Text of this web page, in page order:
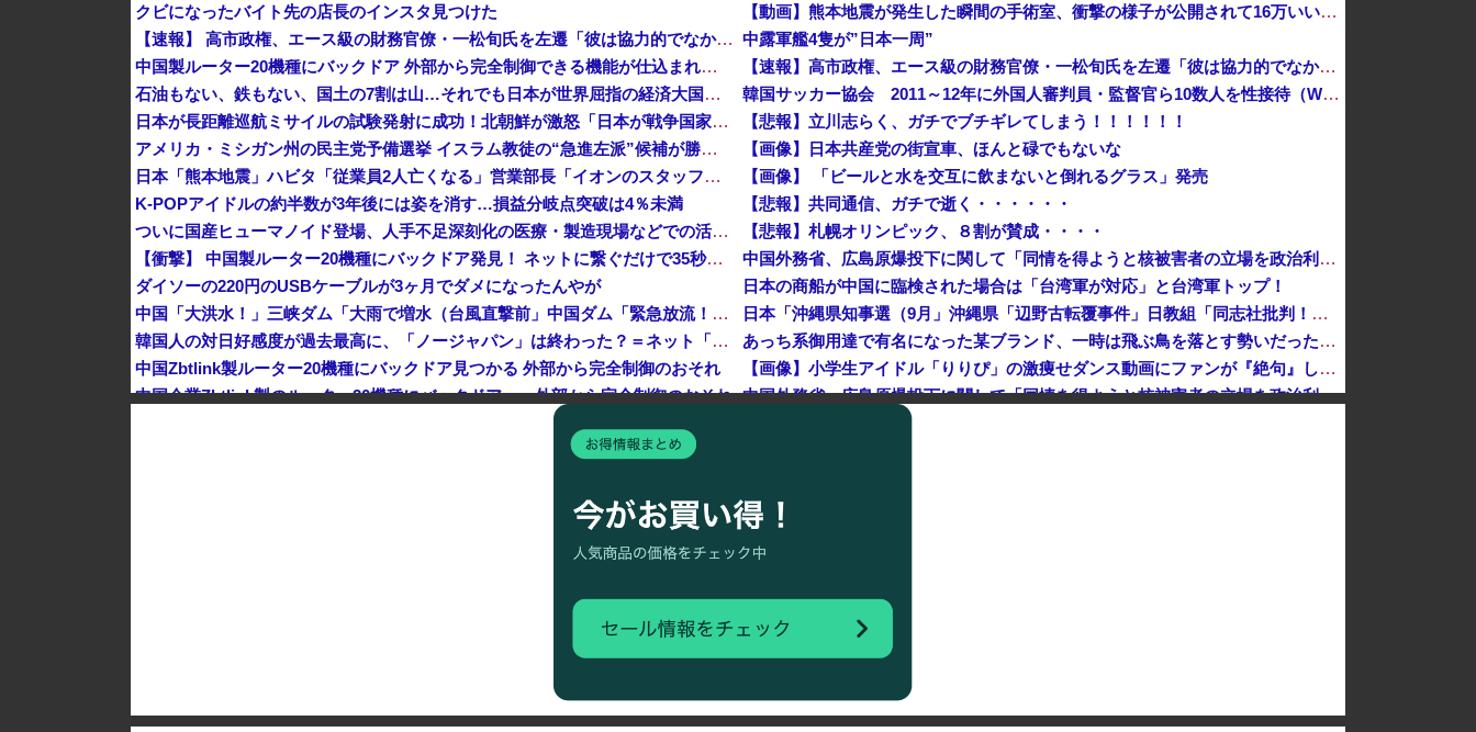
クビになったバイト先の店長のインスタ見つけた
【速報】 高市政権、エース級の財務官僚・一松旬氏を左遷「彼は協力的でなかった」財務省の言いなりではないことが判明
中国製ルーター20機種にバックドア 外部から完全制御できる機能が仕込まれていた
石油もない、鉄もない、国土の7割は山…それでも日本が世界屈指の経済大国になれた「勤勉さ」以外の勝因！
日本が長距離巡航ミサイルの試験発射に成功！北朝鮮が激怒「日本が戦争国家になろうとしている」「絶対に傍観しない、必ず後悔させる」
アメリカ・ミシガン州の民主党予備選挙 イスラム教徒の“急進左派”候補が勝利確実に⋯トランプ氏は批判
日本「熊本地震」ハビタ「従業員2人亡くなる」営業部長「イオンのスタッフに制止されなかった」日本「部長が連絡後の店員行動を証言（謎」イオン「再入館可能の事実ない」→
K-POPアイドルの約半数が3年後には姿を消す…損益分岐点突破は4％未満
ついに国産ヒューマノイド登場、人手不足深刻化の医療・製造現場などでの活用想定！
【衝撃】 中国製ルーター20機種にバックドア発見！ ネットに繋ぐだけで35秒ごとに中国のサーバーと通信
ダイソーの220円のUSBケーブルが3ヶ月でダメになったんやが
中国「大洪水！」三峡ダム「大雨で増水（台風直撃前」中国ダム「緊急放流！」中国鉄道「列車が走行中に流される」中国避難所「支援物資は有料です」謎の勢力「え」→
韓国人の対日好感度が過去最高に、「ノージャパン」は終わった？＝ネット「中国より100倍いい」
中国Zbtlink製ルーター20機種にバックドア見つかる 外部から完全制御のおそれ
中国企業Zbtlink製のルーター20機種にバックドア… 外部から完全制御のおそれ
【速報】 毎日新聞のベテラン記者を逮捕 包丁で夫を脅した容疑
中国人のリウさん、新エネ車で国境越えたら遠隔操作で30時間ロックされる！
かつて650万部を誇った「週刊少年ジャンプ」、発行部数が初の100万部割れ
【動画】熊本地震が発生した瞬間の手術室、衝撃の様子が公開されて16万いいね プロすぎると称賛の声が集まる
中露軍艦4隻が”日本一周”
【速報】高市政権、エース級の財務官僚・一松旬氏を左遷「彼は協力的でなかった」財務省の言いなりではないことが判明
韓国サッカー協会 2011～12年に外国人審判員・監督官ら10数人を性接待（W杯予選、五輪予選が含まれる）国会議員が事実確認
【悲報】立川志らく、ガチでブチギレてしまう！！！！！！
【画像】日本共産党の街宣車、ほんと碌でもないな
【画像】 「ビールと水を交互に飲まないと倒れるグラス」発売
【悲報】共同通信、ガチで逝く・・・・・・
【悲報】札幌オリンピック、８割が賛成・・・・
中国外務省、広島原爆投下に関して「同情を得ようと核被害者の立場を政治利用」と主張！
日本の商船が中国に臨検された場合は「台湾軍が対応」と台湾軍トップ！
日本「沖縄県知事選（9月」沖縄県「辺野古転覆事件」日教組「同志社批判！（社民系」日本「日教組と全教は対立状態（内ｹﾞﾊﾞ」特別調査委員会「同志社...
あっち系御用達で有名になった某ブランド、一時は飛ぶ鳥を落とす勢いだったが今期の業績は……
【画像】小学生アイドル「りりぴ」の激痩せダンス動画にファンが『絶句』してしまう・・・・
中国外務省、広島原爆投下に関して「同情を得ようと核被害者の立場を政治利用」[8/6]